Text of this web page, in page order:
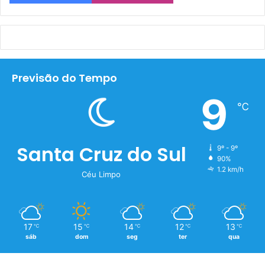
Previsão do Tempo
Santa Cruz do Sul
Céu Limpo
9 ℃
9º - 9º
90%
1.2 km/h
17 ℃
sáb
15 ℃
dom
14 ℃
seg
12 ℃
ter
13 ℃
qua